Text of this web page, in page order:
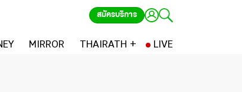
สมัครบริการ
MIRROR THAIRATH + LIVE